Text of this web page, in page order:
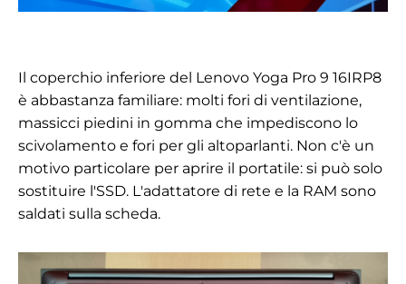
Il coperchio inferiore del Lenovo Yoga Pro 9 16IRP8
è abbastanza familiare: molti fori di ventilazione,
massicci piedini in gomma che impediscono lo
scivolamento e fori per gli altoparlanti. Non c'è un
motivo particolare per aprire il portatile: si può solo
sostituire l'SSD. L'adattatore di rete e la RAM sono
saldati sulla scheda.